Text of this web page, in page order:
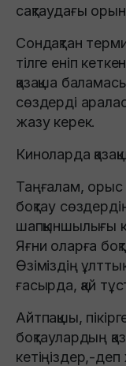
сақтаудағы
Сондақтан
тілге еніп
қазақша
сөздерді
жазу керек.
Киноларда
Таңғалам, орыс
боқтау
шапқыншылығы
Яғни оларға
Өзіміздің
ғасырда, қай
Айтпақшы,
боқтаулардың
кетіңіздер,-